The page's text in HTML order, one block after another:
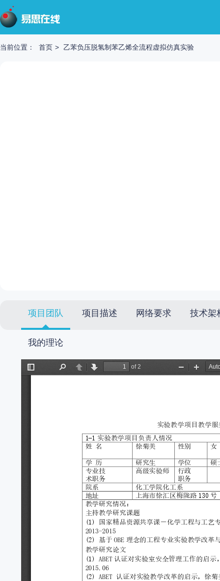
当前位置： 首页 > 乙苯负压脱氢制苯乙烯全流程虚拟仿真实验
项目团队 项目描述 网络要求 技术架
我的理论